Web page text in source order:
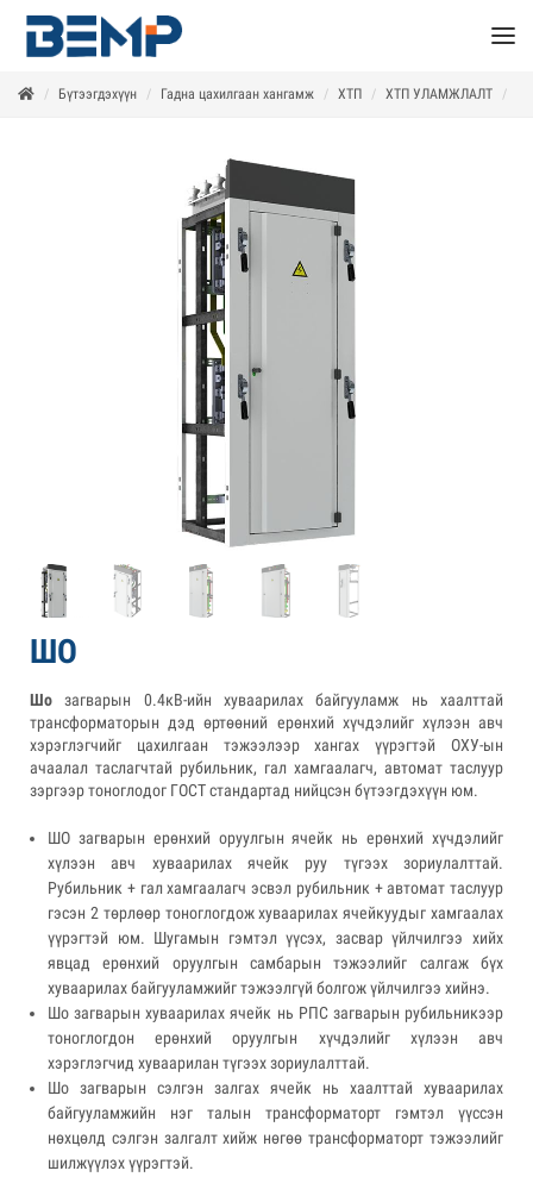
Бүтээгдэхүүн Гадна цахилгаан хангамж ХТП ХТП УЛАМЖЛАЛТ
ШО
Шо загварын 0.4кВ-ийн хуваарилах байгууламж нь хаалттай
трансформаторын дэд өртөөний ерөнхий хүчдэлийг хүлээн авч
хэрэглэгчийг цахилгаан тэжээлээр хангах үүрэгтэй ОХУ-ын
ачаалал таслагчтай рубильник, гал хамгаалагч, автомат таслуур
зэргээр тоноглодог ГОСТ стандартад нийцсэн бүтээгдэхүүн юм.
ШО загварын ерөнхий оруулгын ячейк нь ерөнхий хүчдэлийг
хүлээн авч хуваарилах ячейк руу түгээх зориулалттай.
Рубильник + гал хамгаалагч эсвэл рубильник + автомат таслуур
гэсэн 2 төрлөөр тоноглогдож хуваарилах ячейкуудыг хамгаалах
үүрэгтэй юм. Шугамын гэмтэл үүсэх, засвар үйлчилгээ хийх
явцад ерөнхий оруулгын самбарын тэжээлийг салгаж бүх
хуваарилах байгууламжийг тэжээлгүй болгож үйлчилгээ хийнэ.
Шо загварын хуваарилах ячейк нь РПС загварын рубильникээр
тоноглогдон ерөнхий оруулгын хүчдэлийг хүлээн авч
хэрэглэгчид хуваарилан түгээх зориулалттай.
Шо загварын сэлгэн залгах ячейк нь хаалттай хуваарилах
байгууламжийн нэг талын трансформаторт гэмтэл үүссэн
нөхцөлд сэлгэн залгалт хийж нөгөө трансформаторт тэжээлийг
шилжүүлэх үүрэгтэй.